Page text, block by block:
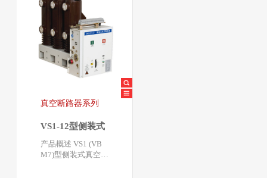
真空断路器系列
VS1-12型侧装式
真空断路器
产品概述 VS1 (VB
M7)型侧装式真空断